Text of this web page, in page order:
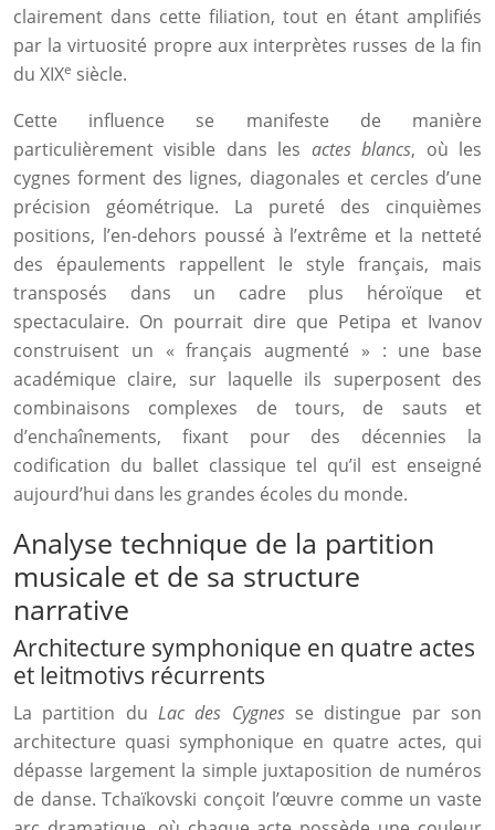
clairement dans cette filiation, tout en étant amplifiés
par la virtuosité propre aux interprètes russes de la fin
du XIXe siècle.
Cette influence se manifeste de manière
particulièrement visible dans les actes blancs, où les
cygnes forment des lignes, diagonales et cercles d’une
précision géométrique. La pureté des cinquièmes
positions, l’en-dehors poussé à l’extrême et la netteté
des épaulements rappellent le style français, mais
transposés dans un cadre plus héroïque et
spectaculaire. On pourrait dire que Petipa et Ivanov
construisent un « français augmenté » : une base
académique claire, sur laquelle ils superposent des
combinaisons complexes de tours, de sauts et
d’enchaînements, fixant pour des décennies la
codification du ballet classique tel qu’il est enseigné
aujourd’hui dans les grandes écoles du monde.
Analyse technique de la partition
musicale et de sa structure
narrative
Architecture symphonique en quatre actes
et leitmotivs récurrents
La partition du Lac des Cygnesse distingue par son
architecture quasi symphonique en quatre actes, qui
dépasse largement la simple juxtaposition de numéros
de danse. Tchaïkovski conçoit l’œuvre comme un vaste